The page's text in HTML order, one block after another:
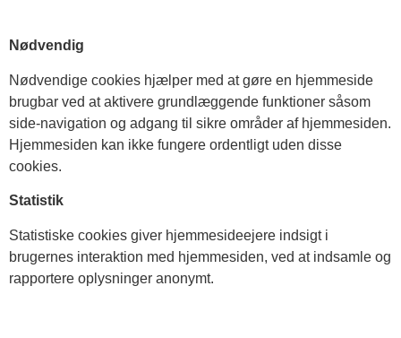
Nødvendig
Nødvendige cookies hjælper med at gøre en hjemmeside
brugbar ved at aktivere grundlæggende funktioner såsom
side-navigation og adgang til sikre områder af hjemmesiden.
Hjemmesiden kan ikke fungere ordentligt uden disse
cookies.
Statistik
Statistiske cookies giver hjemmesideejere indsigt i
brugernes interaktion med hjemmesiden, ved at indsamle og
rapportere oplysninger anonymt.